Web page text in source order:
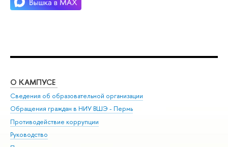
О КАМПУСЕ
Сведения об образовательной организации
Обращения граждан в НИУ ВШЭ - Пермь
Противодействие коррупции
Руководство